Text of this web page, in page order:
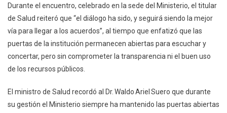
Durante el encuentro, celebrado en la sede del Ministerio, el titular
de Salud reiteró que “el diálogo ha sido, y seguirá siendo la mejor
vía para llegar a los acuerdos”, al tiempo que enfatizó que las
puertas de la institución permanecen abiertas para escuchar y
concertar, pero sin comprometer la transparencia ni el buen uso
de los recursos públicos.
El ministro de Salud recordó al Dr. Waldo Ariel Suero que durante
su gestión el Ministerio siempre ha mantenido las puertas abiertas